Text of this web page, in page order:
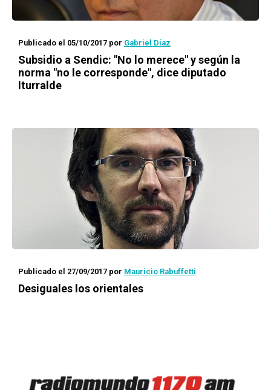
Publicado el 05/10/2017 por Gabriel Díaz
Subsidio a Sendic: "No lo merece" y según la
norma "no le corresponde", dice diputado
Iturralde
Publicado el 27/09/2017 por Mauricio Rabuffetti
Desiguales los orientales